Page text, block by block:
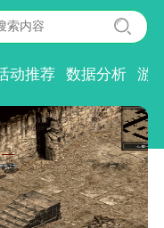
动推荐 数据分析 游